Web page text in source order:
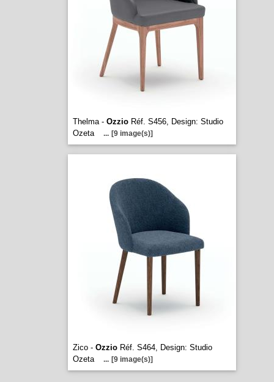
Thelma - OzzioRéf. S456, Design: Studio
Ozeta
... [9 image(s)]
Zico - OzzioRéf. S464, Design: Studio
Ozeta
... [9 image(s)]